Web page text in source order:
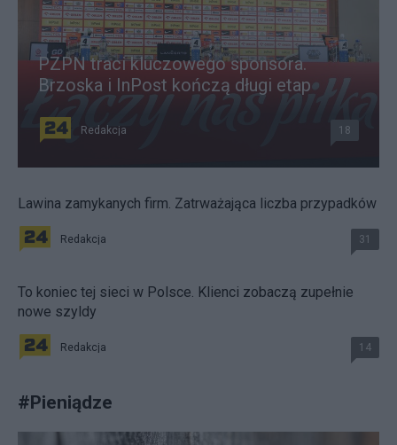
PZPN traci kluczowego sponsora.
Brzoska i InPost kończą długi etap
Redakcja 18
Lawina zamykanych firm. Zatrważająca liczba przypadków
Redakcja 31
To koniec tej sieci w Polsce. Klienci zobaczą zupełnie
nowe szyldy
Redakcja 14
#Pieniądze